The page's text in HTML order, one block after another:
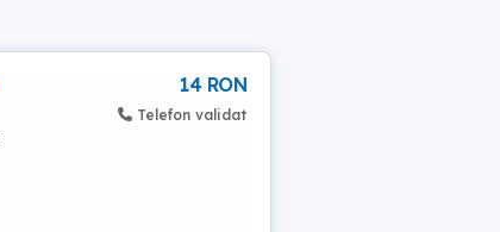
14 RON
Telefon validat